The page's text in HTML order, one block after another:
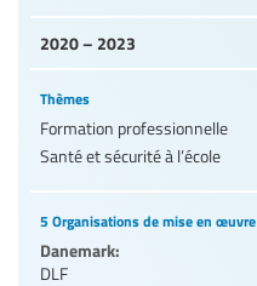
2020 – 2023
Thèmes
Formation professionnelle
Santé et sécurité à l’école
5 Organisations de mise en œuvre
Danemark:
DLF